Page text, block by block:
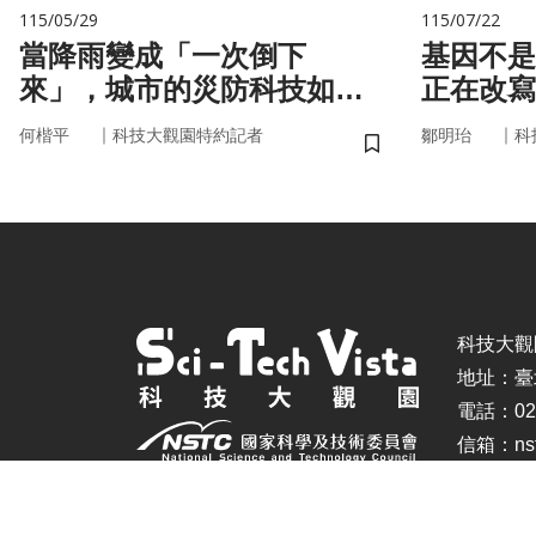
115/05/29
當降雨變成「一次倒下
來」，城市的災防科技如何
即時應變？
何楷平 ｜ 科技大觀園特約記者
儲存書籤
115/07/22
基因不是命運 你
正在改
鄒明珆 ｜ 科
科技大
地址：
電話：
信箱：